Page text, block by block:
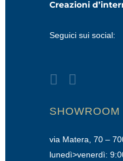
Creazioni
Seguici sui social:
SHOWROOM
via Matera, 70 –
lunedì>venerdì: